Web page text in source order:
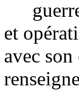
et
avec